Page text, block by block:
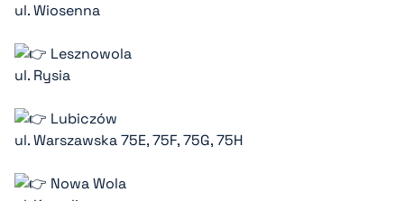
ul. Wiosenna
Lesznowola
ul. Rysia
Lubiczów
ul. Warszawska 75E, 75F, 75G, 75H
Nowa Wola